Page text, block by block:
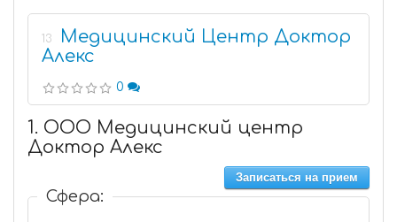
13
Медицинский Центр Доктор
Алекс
0
1. ООО Медицинский центр
Доктор Алекс
Записаться на прием
Сфера: